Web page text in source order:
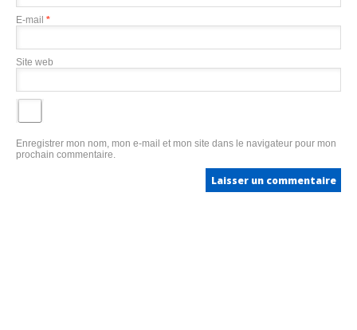
E-mail *
Site web
Enregistrer mon nom, mon e-mail et mon site dans le navigateur pour mon
prochain commentaire.